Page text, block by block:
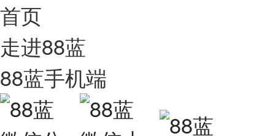
首页
走进88蓝
88蓝手机端